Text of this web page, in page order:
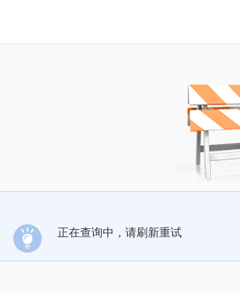
正在查询中，请刷新重试